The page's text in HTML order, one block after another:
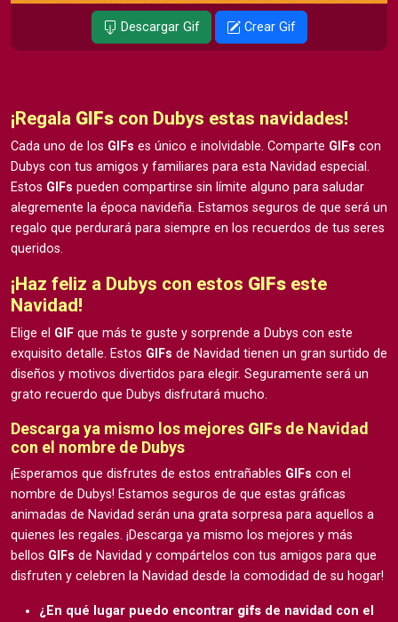
Descargar Gif Crear Gif
¡Regala GIFs con Dubys estas navidades!
Cada uno de los GIFs es único e inolvidable. Comparte GIFs con
Dubys con tus amigos y familiares para esta Navidad especial.
Estos GIFs pueden compartirse sin límite alguno para saludar
alegremente la época navideña. Estamos seguros de que será un
regalo que perdurará para siempre en los recuerdos de tus seres
queridos.
¡Haz feliz a Dubys con estos GIFs este
Navidad!
Elige el GIF que más te guste y sorprende a Dubys con este
exquisito detalle. Estos GIFs de Navidad tienen un gran surtido de
diseños y motivos divertidos para elegir. Seguramente será un
grato recuerdo que Dubys disfrutará mucho.
Descarga ya mismo los mejores GIFs de Navidad
con el nombre de Dubys
¡Esperamos que disfrutes de estos entrañables GIFs con el
nombre de Dubys! Estamos seguros de que estas gráficas
animadas de Navidad serán una grata sorpresa para aquellos a
quienes les regales. ¡Descarga ya mismo los mejores y más
bellos GIFs de Navidad y compártelos con tus amigos para que
disfruten y celebren la Navidad desde la comodidad de su hogar!
¿En qué lugar puedo encontrar gifs de navidad con el